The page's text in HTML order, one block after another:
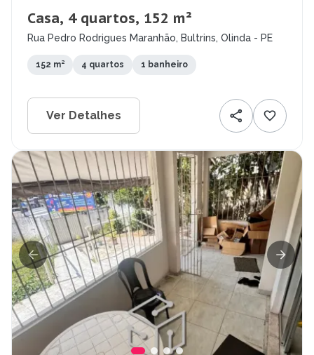
Casa, 4 quartos, 152 m²
Rua Pedro Rodrigues Maranhão, Bultrins, Olinda - PE
152 m² 4 quartos 1 banheiro
Ver Detalhes